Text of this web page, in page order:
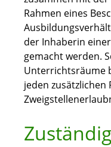
Rahmen eines
der Inhaberin
gemacht werden.
Unterrichtsräume
jeden zusätzlichen